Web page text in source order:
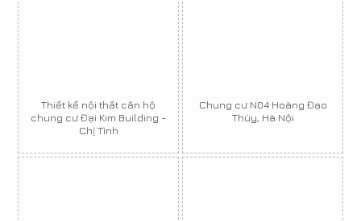
Thiết kế nội thất căn hộ
chung cư Đại Kim Building -
Chị Tình
Chung cư N04 Hoàng Đạo
Thúy, Hà Nội